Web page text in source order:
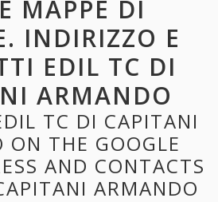
MAPPE DI
INDIRIZZO E
EDIL TC DI
ARMANDO
TC DI CAPITANI
ON THE GOOGLE
AND CONTACTS
ARMANDO